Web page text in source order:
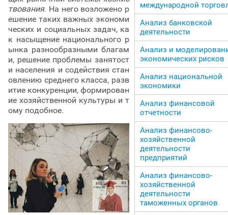
твования. На него возложено р
ешение таких важных экономи
ческих и социальных задач, ка
к насыщение национального р
ынка разнообразными благам
и, решение проблемы занятост
и населения и содействия стан
овлению среднего класса, разв
итие конкуренции, формирован
ие хозяйственной культуры и т
ому подобное.
международной
Анализ банковской
деятельности
Анализ и
экономических рисков
Анализ национальной
экономики
Анализ финансовой
отчетности
Анализ финансово-
хозяйственной
деятельности
предприятий
Анализ финансово-
хозяйственной
деятельности
таможенных органов